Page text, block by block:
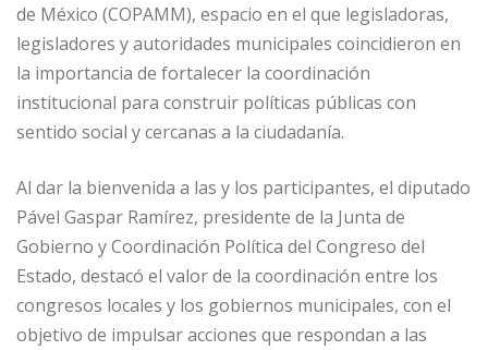
de México (COPAMM), espacio en el que legisladoras,
legisladores y autoridades municipales coincidieron en
la importancia de fortalecer la coordinación
institucional para construir políticas públicas con
sentido social y cercanas a la ciudadanía.
Al dar la bienvenida a las y los participantes, el diputado
Pável Gaspar Ramírez, presidente de la Junta de
Gobierno y Coordinación Política del Congreso del
Estado, destacó el valor de la coordinación entre los
congresos locales y los gobiernos municipales, con el
objetivo de impulsar acciones que respondan a las